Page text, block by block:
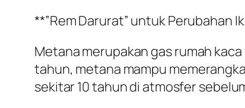
**”Rem Darurat” untuk Perubahan
Metana merupakan gas rumah
tahun, metana mampu
sekitar 10 tahun di atmosfer